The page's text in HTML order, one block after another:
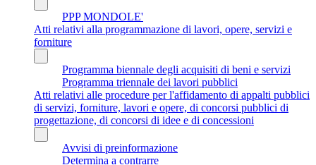
PPP MONDOLE'
Atti relativi alla programmazione di lavori, opere, servizi e
forniture
Programma biennale degli acquisiti di beni e servizi
Programma triennale dei lavori pubblici
Atti relativi alle procedure per l'affidamento di appalti pubblici
di servizi, forniture, lavori e opere, di concorsi pubblici di
progettazione, di concorsi di idee e di concessioni
Avvisi di preinformazione
Determina a contrarre